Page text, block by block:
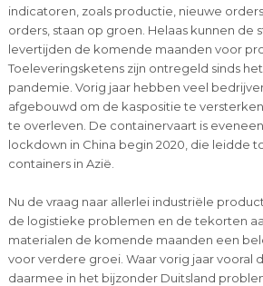
indicatoren, zoals productie, nieuwe
orders, staan op groen. Helaas kunnen de
levertijden de komende maanden voor
Toeleveringsketens zijn ontregeld sinds
pandemie. Vorig jaar hebben veel
afgebouwd om de kaspositie te
te overleven. De containervaart is
lockdown in China begin 2020, die leidde
containers in Azië.
Nu de vraag naar allerlei industriële
de logistieke problemen en de tekorten
materialen de komende maanden een
voor verdere groei. Waar vorig jaar vooral
daarmee in het bijzonder Duitsland